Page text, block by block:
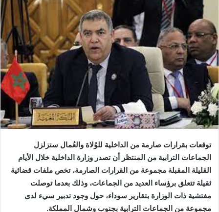
إلكترونيا
توقعات بقرارات صارمة من الداخلية للوُلاة والعُمال ستزلزل
الجماعات الترابية من المنتظر أن تصدر وزارة الداخلية خلال الأيام
القليلة المقبلة مجموعة من القرارات الصارمة، تخص ملفات قضائية
ثقيلة تتعلق برؤساء العديد من الجماعات، وذلك بعدما توصلت
مفتشية ذات الوزارة بتقارير سوداء، حول وجود تدبير سيء لدى
مجموعة من الجماعات الترابية بجنوب وشمال المملكة.